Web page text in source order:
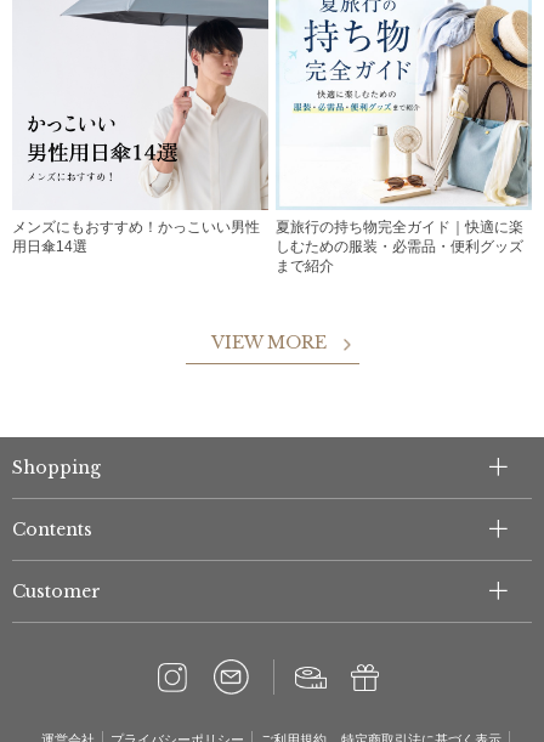
メンズにもおすすめ！かっこいい男性
用日傘14選
夏旅行の持ち物完全ガイド｜快適に楽
しむための服装・必需品・便利グッズ
まで紹介
VIEW MORE
Shopping
Contents
Customer
運営会社 プライバシーポリシー ご利用規約 特定商取引法に基づく表示